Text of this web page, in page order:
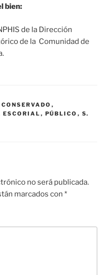
bien:
de la Dirección
de la Comunidad de
,
ESCORIAL , PÚBLICO , S.
no será publicada.
marcados con *